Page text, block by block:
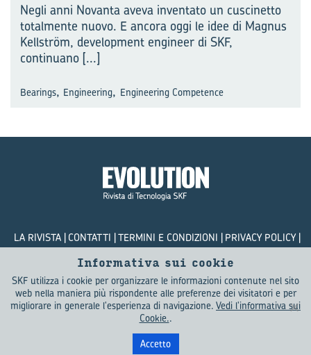
Negli anni Novanta aveva inventato un cuscinetto
totalmente nuovo. E ancora oggi le idee di Magnus
Kellström, development engineer di SKF,
continuano [...]
Bearings, Engineering, Engineering Competence
LA RIVISTA CONTATTI TERMINI E CONDIZIONI
PRIVACY POLICY
© SKF Evolution 2026
Informativa sui cookie
SKF utilizza i cookie per organizzare le informazioni contenute nel sito
web nella maniera più rispondente alle preferenze dei visitatori e per
migliorare in generale l'esperienza di navigazione. Vedi l'informativa sui
Cookie..
Accetto